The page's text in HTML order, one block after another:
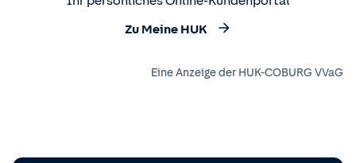
Zu Meine HUK
Eine Anzeige der HUK-COBURG VVaG